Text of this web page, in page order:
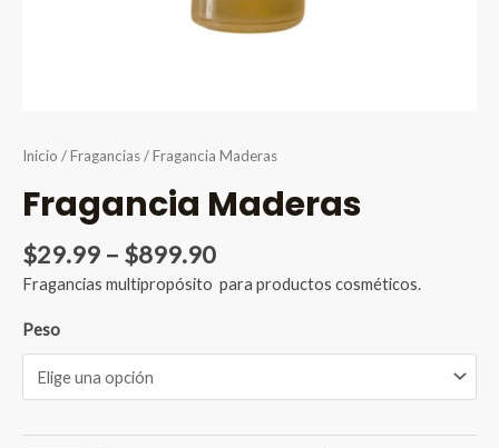
Inicio /Fragancias/ Fragancia Maderas
Fragancia Maderas
$29.99 – $899.90Price
range:
$29.99
$899.90
Fragancias multipropósito para productos cosméticos.
Peso